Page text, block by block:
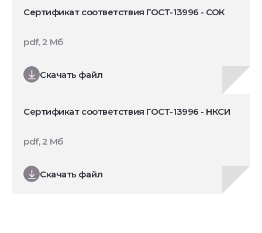
Сертификат соответствия ГОСТ-13996 - СОК
Скачать файл
pdf, 2 Мб
Сертификат соответствия ГОСТ-13996 - НКСИ
Скачать файл
pdf, 2 Мб